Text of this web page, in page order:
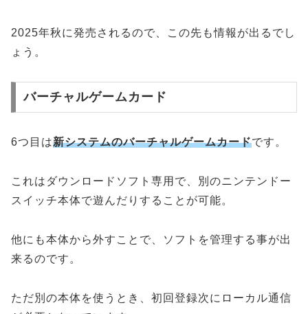
2025年秋に発売されるので、この先も情報が出るでし
ょう。
バーチャルゲームカード
6つ目は新システムのバーチャルゲームカードです。
これはダウンロードソフト専用で、別のニンテンドー
スイッチ本体で遊んだりすることが可能。
他にも本体から外すことで、ソフトを管理する事が出
来るのです。
ただ別の本体を使うとき、初回登録次にローカル通信